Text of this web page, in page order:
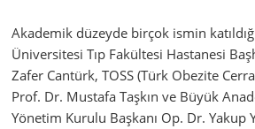
Akademik düzeyde birçok ismin
Üniversitesi Tıp Fakültesi Hastanesi
Zafer Cantürk, TOSS (Türk Obezite
Prof. Dr. Mustafa Taşkın ve Büyük
Yönetim Kurulu Başkanı Op. Dr. Yakup